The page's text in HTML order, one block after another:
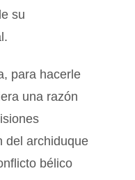
su
para hacerle
una razón
del archiduque
bélico